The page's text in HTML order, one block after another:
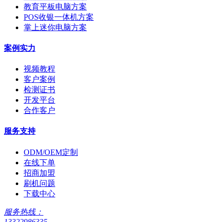
教育平板电脑方案
POS收银一体机方案
掌上迷你电脑方案
案例实力
视频教程
客户案例
检测证书
开发平台
合作客户
服务支持
ODM/OEM定制
在线下单
招商加盟
刷机问题
下载中心
服务热线：